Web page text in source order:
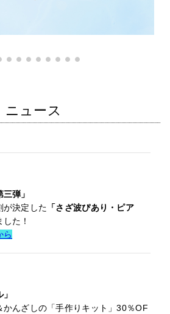
ニュース
弾」
が決定した 「さざ波ぴあり・ピア
た！
ら
かんざしの「手作りキット」30％OF